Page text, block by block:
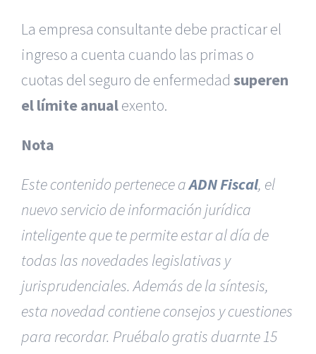
La empresa consultante debe practicar el
ingreso a cuenta cuando las primas o
cuotas del seguro de enfermedad superen
el límite anualexento.
Nota
Este contenido pertenece aADN Fiscal, el
nuevo servicio de información jurídica
inteligente que te permite estar al día de
todas las novedades legislativas y
jurisprudenciales. Además de la síntesis,
esta novedad contiene consejos y cuestiones
para recordar. Pruébalo gratis duarnte 15